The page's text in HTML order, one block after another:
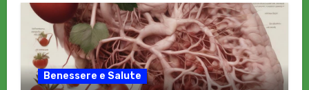
Benessere e Salute